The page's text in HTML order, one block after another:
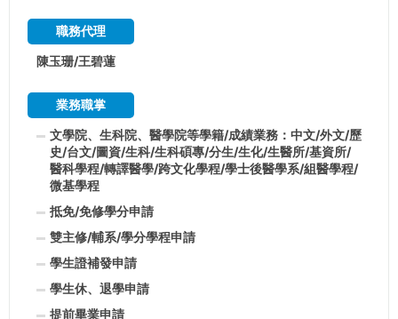
職務代理
陳玉珊/王碧蓮
業務職掌
文學院、生科院、醫學院等學籍/成績業務：中文/外文/歷
史/台文/圖資/生科/生科碩專/分生/生化/生醫所/基資所/
醫科學程/轉譯醫學/跨文化學程/學士後醫學系/組醫學程/
微基學程
抵免/免修學分申請
雙主修/輔系/學分學程申請
學生證補發申請
學生休、退學申請
提前畢業申請